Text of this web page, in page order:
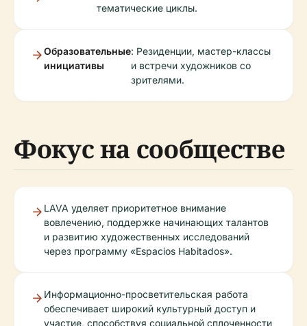
тематические циклы.
Образовательные
инициативы
: Резиденции, мастер-классы
и встречи художников со
зрителями.
Фокус на сообществе
LAVA уделяет приоритетное внимание
вовлечению, поддержке начинающих талантов
и развитию художественных исследований
через программу «Espacios Habitados».
Информационно-просветительская работа
обеспечивает широкий культурный доступ и
участие, способствуя социальной сплоченности